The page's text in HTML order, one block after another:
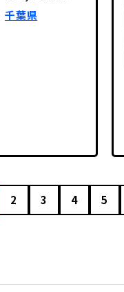
千葉県
2 3 4 5